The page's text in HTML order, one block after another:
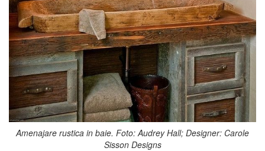
Amenajare rustica in baie. Foto: Audrey Hall; Designer: Carole
Sisson Designs